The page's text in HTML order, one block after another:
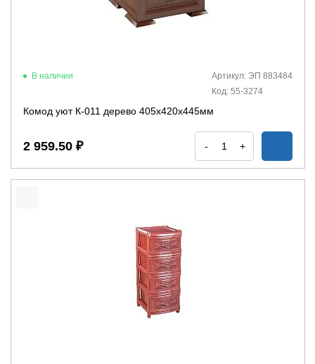
В наличии
Артикул: ЭП 883484
Код: 55-3274
Комод уют К-011 дерево 405х420х445мм
2 959.50 ₽ - +